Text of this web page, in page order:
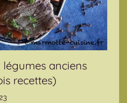
anciens
recettes)